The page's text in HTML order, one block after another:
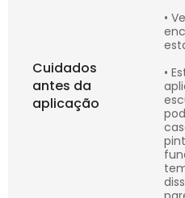
Cuidados
antes da
aplicação
•
•